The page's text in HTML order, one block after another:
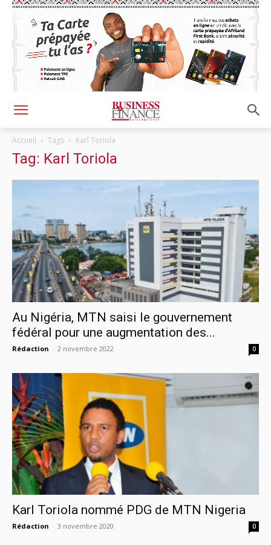
Accueil Tags Karl Toriola
Tag: Karl Toriola
Au Nigéria, MTN saisi le gouvernement
fédéral pour une augmentation des...
Rédaction - 2 novembre 2022 0
Karl Toriola nommé PDG de MTN Nigeria
Rédaction - 3 novembre 2020 0